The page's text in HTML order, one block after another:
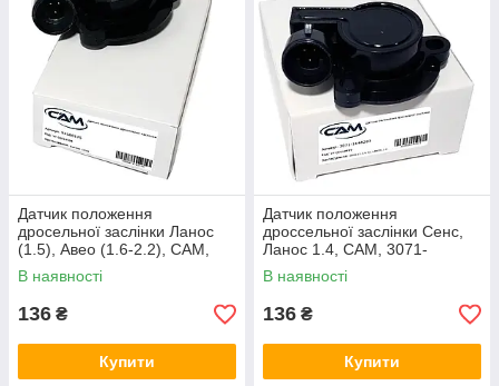
Датчик положення
дросельної заслінки Ланос
(1.5), Авео (1.6-2.2), CAM,
94580175, 3102.3855
В наявності
136 ₴
Купити
Датчик положення
дроссельної заслінки Сенс,
Ланос 1.4, CAM, 3071-
1148200
В наявності
136 ₴
Купити